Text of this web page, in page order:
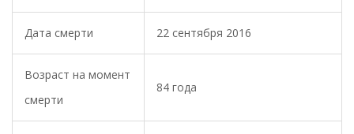
Дата смерти 22 сентября 2016
Возраст на момент
смерти
84 года